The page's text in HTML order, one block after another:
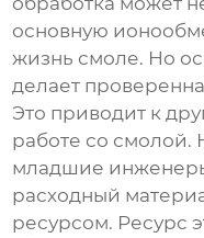
основную
жизнь смоле. Но
делает
Это приводит к
работе со смолой.
младшие
расходный
ресурсом. Ресурс